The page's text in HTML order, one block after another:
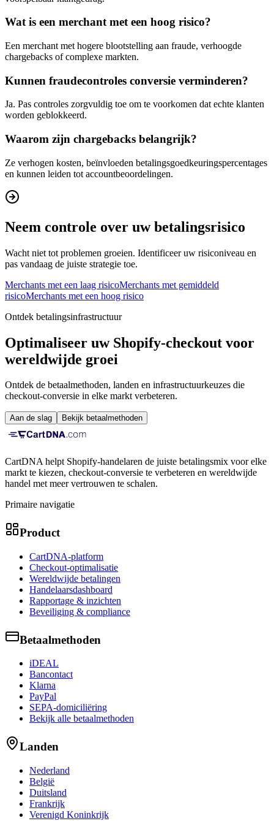
Wat is een merchant met een hoog risico?
Een merchant met hogere blootstelling aan fraude, verhoogde
chargebacks of complexe markten.
Kunnen fraudecontroles conversie verminderen?
Ja. Pas controles zorgvuldig toe om te voorkomen dat echte klanten
worden geblokkeerd.
Waarom zijn chargebacks belangrijk?
Ze verhogen kosten, beïnvloeden betalingsgoedkeuringspercentages
en kunnen leiden tot accountbeoordelingen.
Neem controle over uw betalingsrisico
Wacht niet tot problemen groeien. Identificeer uw risiconiveau en
pas vandaag de juiste strategie toe.
Merchants met een laag risicoMerchants met gemiddeld
risicoMerchants met een hoog risico
Ontdek betalingsinfrastructuur
Optimaliseer uw Shopify-checkout voor
wereldwijde groei
Ontdek de betaalmethoden, landen en infrastructuurkeuzes die
checkout-conversie in elke markt verbeteren.
Aan de slag Bekijk betaalmethoden
CartDNA helpt Shopify-handelaren de juiste betalingsmix voor elke
markt te kiezen, checkout-conversie te verbeteren en wereldwijde
handel met meer vertrouwen te schalen.
Primaire navigatie
Product
CartDNA-platform
Checkout-optimalisatie
Wereldwijde betalingen
Handelaarsdashboard
Rapportage & inzichten
Beveiliging & compliance
Betaalmethoden
iDEAL
Bancontact
Klarna
PayPal
SEPA-domiciliëring
Bekijk alle betaalmethoden
Landen
Nederland
België
Duitsland
Frankrijk
Verenigd Koninkrijk